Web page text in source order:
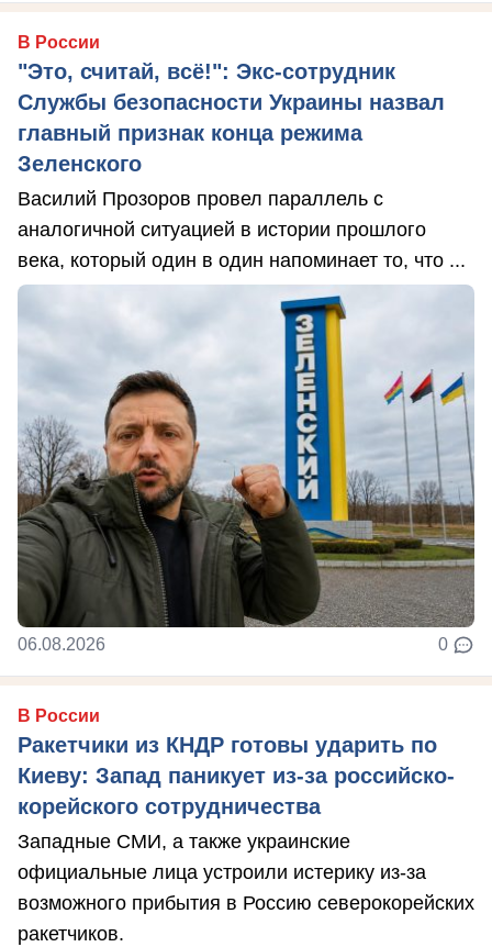
В России
"Это, считай, всё!": Экс-сотрудник
Службы безопасности Украины назвал
главный признак конца режима
Зеленского
Василий Прозоров провел параллель с
аналогичной ситуацией в истории прошлого
века, который один в один напоминает то, что ...
06.08.2026 0
В России
Ракетчики из КНДР готовы ударить по
Киеву: Запад паникует из-за российско-
корейского сотрудничества
Западные СМИ, а также украинские
официальные лица устроили истерику из-за
возможного прибытия в Россию северокорейских
ракетчиков.